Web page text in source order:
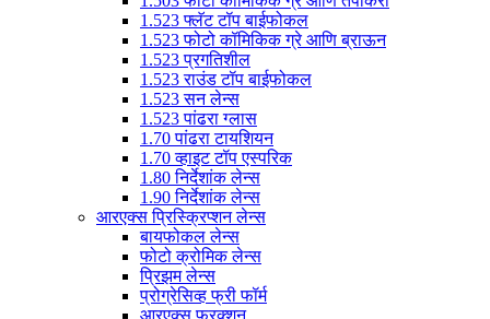
1.523 फ्लॅट टॉप बाईफोकल
1.523 फोटो कॉमिकिक ग्रे आणि ब्राऊन
1.523 प्रगतिशील
1.523 राउंड टॉप बाईफोकल
1.523 सन लेन्स
1.523 पांढरा ग्लास
1.70 पांढरा टायशियन
1.70 व्हाइट टॉप एस्परिक
1.80 निर्देशांक लेन्स
1.90 निर्देशांक लेन्स
आरएक्स प्रिस्क्रिप्शन लेन्स
बायफोकल लेन्स
फोटो क्रोमिक लेन्स
प्रिझम लेन्स
प्रोग्रेसिव्ह फ्री फॉर्म
आरएक्स फ्रक्शन